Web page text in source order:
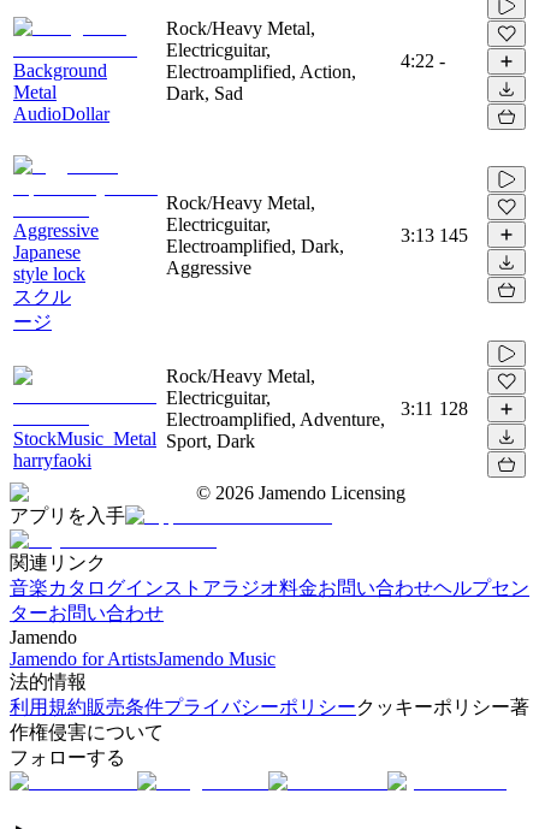
Background
Metal
AudioDollar
Rock/Heavy Metal,
Electricguitar,
Electroamplified, Action,
Dark, Sad
4:22 -
Aggressive
Japanese
style lock
スクル
ージ
Rock/Heavy Metal,
Electricguitar,
Electroamplified, Dark,
Aggressive
3:13 145
StockMusic_Metal
harryfaoki
Rock/Heavy Metal,
Electricguitar,
Electroamplified, Adventure,
Sport, Dark
3:11 128
© 2026 Jamendo Licensing
アプリを入手
関連リンク
音楽カタログインストアラジオ料金お問い合わせヘルプセン
ターお問い合わせ
Jamendo
Jamendo for ArtistsJamendo Music
法的情報
利用規約販売条件プライバシーポリシークッキーポリシー著
作権侵害について
フォローする